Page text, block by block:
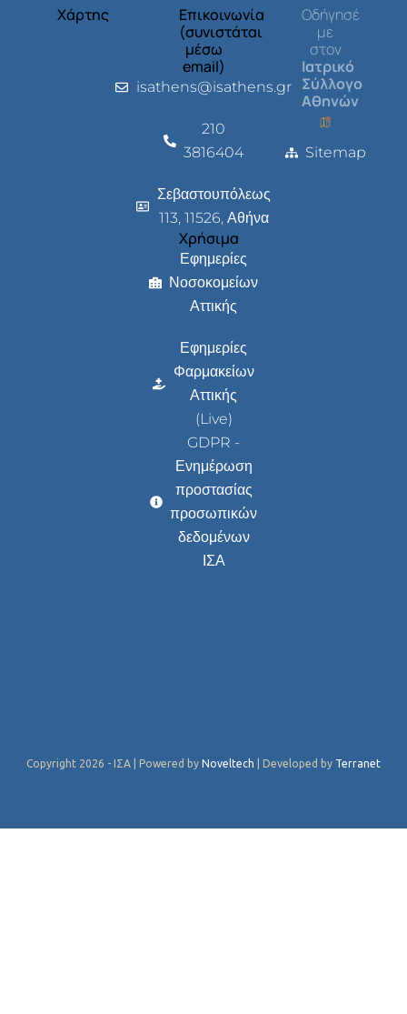
Χάρτης
Επικοινωνία
(συνιστάται
μέσω
email)
isathens@isathens.gr
210
3816404
Σεβαστουπόλεως
113, 11526, Αθήνα
Χρήσιμα
Εφημερίες
Νοσοκομείων
Αττικής
Εφημερίες
Φαρμακείων
Αττικής
(Live)
GDPR -
Ενημέρωση
προστασίας
προσωπικών
δεδομένων
ΙΣΑ
Οδήγησέ
με
στον
Ιατρικό
Σύλλογο
Αθηνών
Sitemap
Copyright 2026 - ΙΣΑ | Powered by Noveltech | Developed by Terranet